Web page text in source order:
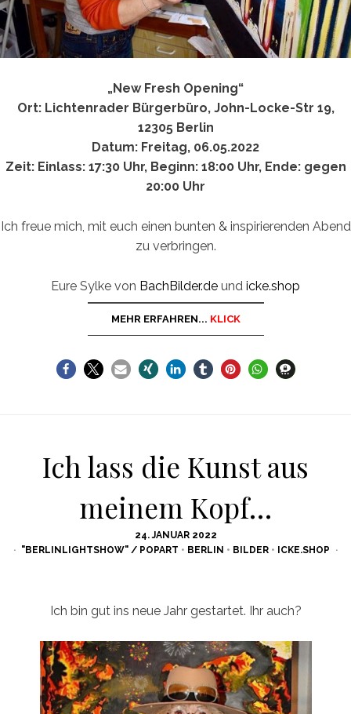
„New Fresh Opening“
Ort: Lichtenrader Bürgerbüro, John-Locke-Str 19,
12305 Berlin
Datum: Freitag, 06.05.2022
Zeit: Einlass: 17:30 Uhr, Beginn: 18:00 Uhr, Ende: gegen
20:00 Uhr
Ich freue mich, mit euch einen bunten & inspirierenden Abend
zu verbringen.
Eure Sylke von BachBilder.de und icke.shop
MEHR ERFAHREN... KLICK
Ich lass die Kunst aus
meinem Kopf…
POSTED
ON
24. JANUAR 2022
"BERLINLIGHTSHOW" / POPART • BERLIN • BILDER • ICKE.SHOP
Ich bin gut ins neue Jahr gestartet. Ihr auch?